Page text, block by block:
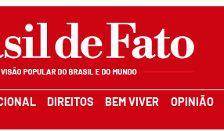
DIREITOS BEM VIVER OPINIÃO